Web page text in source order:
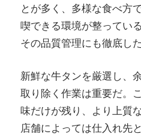
とが多く、多様な食べ方
喫できる環境が整ってい
その品質管理にも徹底し
新鮮な牛タンを厳選し、
取り除く作業は重要だ。
味だけが残り、より上質
店舗によっては仕入れ先